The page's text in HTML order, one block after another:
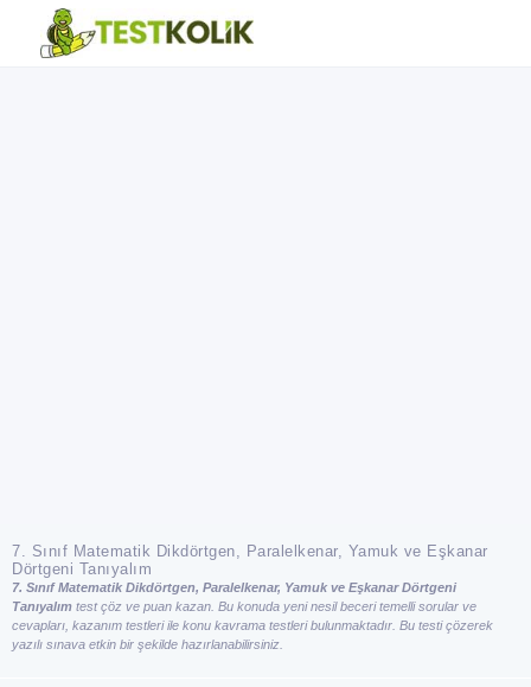
7. Sınıf Matematik Dikdörtgen, Paralelkenar, Yamuk ve Eşkanar
Dörtgeni Tanıyalım
7. Sınıf Matematik Dikdörtgen, Paralelkenar, Yamuk ve Eşkanar Dörtgeni
Tanıyalım test çöz ve puan kazan. Bu konuda yeni nesil beceri temelli sorular ve
cevapları, kazanım testleri ile konu kavrama testleri bulunmaktadır. Bu testi çözerek
yazılı sınava etkin bir şekilde hazırlanabilirsiniz.